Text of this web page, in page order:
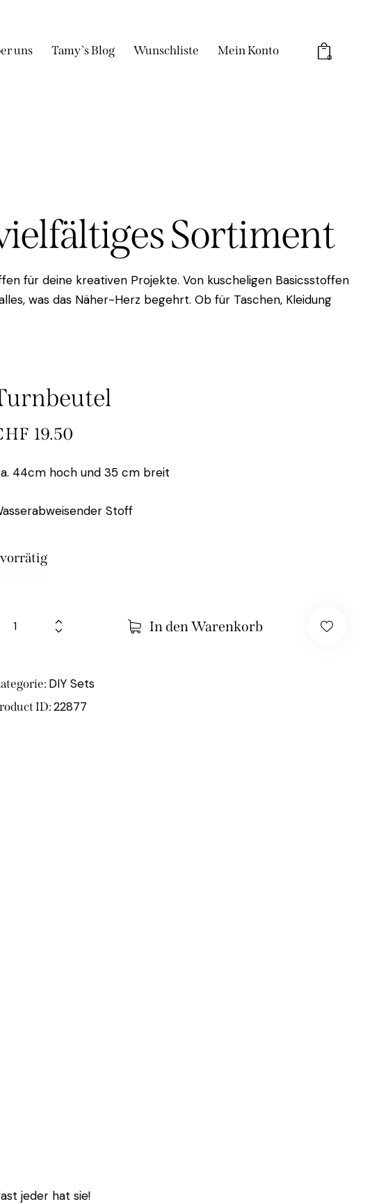
uns Tamy`s Blog Wunschliste Mein Konto 0
Sortiment
für deine kreativen Projekte. Von kuscheligen Basicsstoffen
was das Näher-Herz begehrt. Ob für Taschen, Kleidung
19.50
44cm hoch und 35 cm breit
Stoff
vorrätig
In den Warenkorb
DIY Sets
ID:22877
jeder hat sie!